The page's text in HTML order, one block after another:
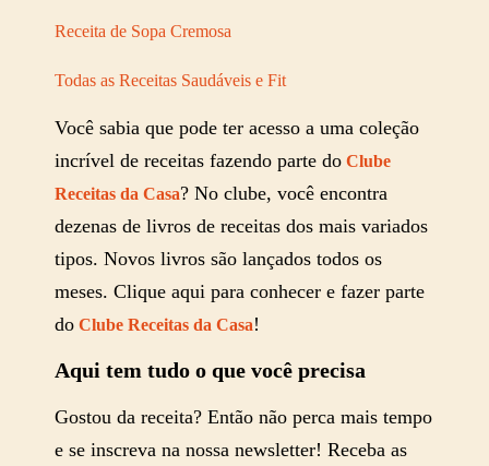
Receita de Sopa Cremosa
Todas as Receitas Saudáveis e Fit
Você sabia que pode ter acesso a uma coleção
incrível de receitas fazendo parte do Clube
Receitas da Casa? No clube, você encontra
dezenas de livros de receitas dos mais variados
tipos. Novos livros são lançados todos os
meses. Clique aqui para conhecer e fazer parte
do Clube Receitas da Casa!
Aqui tem tudo o que você precisa
Gostou da receita? Então não perca mais tempo
e se inscreva na nossa newsletter! Receba as